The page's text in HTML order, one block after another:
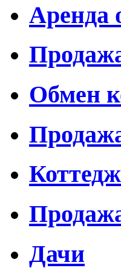
Аренда
Обмен
Дачи